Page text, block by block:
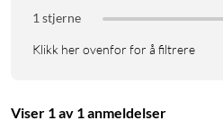
opp rommet eller uteplassen.
skremme bort uønskede
IFTTT og Alexa.
1 stjerne
Klikk her ovenfor for å filtrere
Viser 1 av 1 anmeldelser